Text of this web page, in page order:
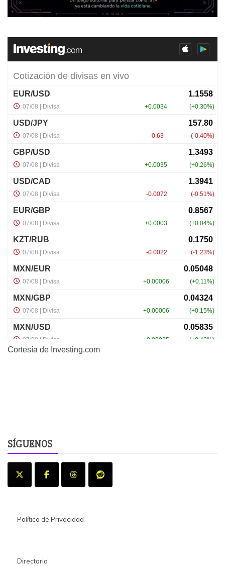
Cortesía de Investing.com
SÍGUENOS
Política de Privacidad
Directorio